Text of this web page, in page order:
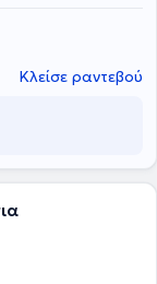
Κλείσε ραντεβού